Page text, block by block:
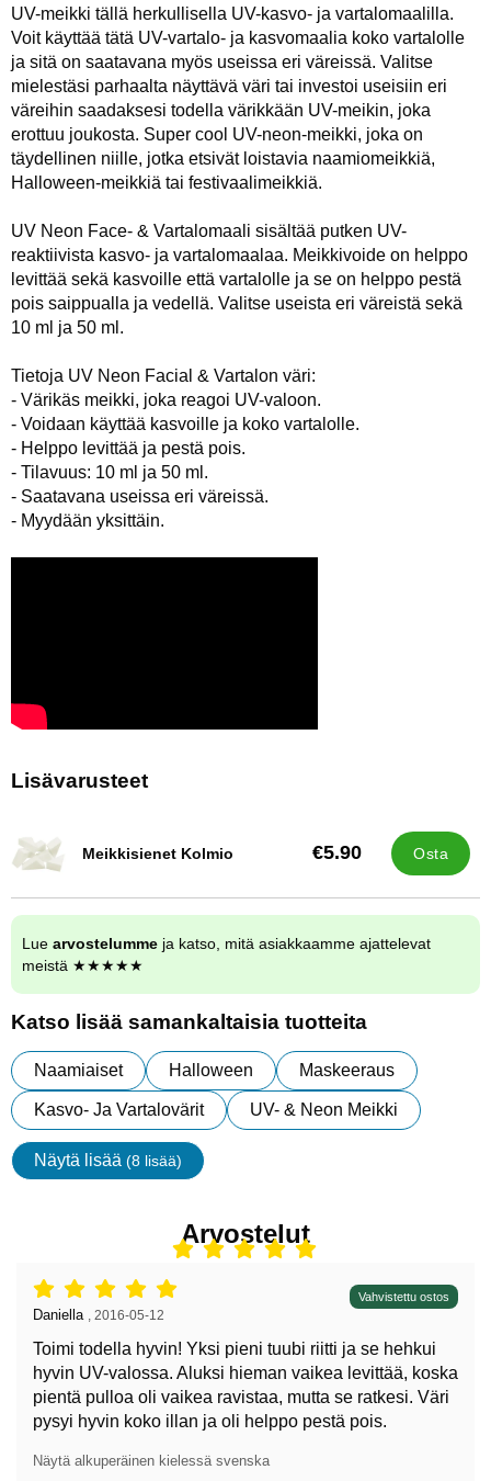
UV-meikki tällä herkullisella UV-kasvo- ja vartalomaalilla.
Voit käyttää tätä UV-vartalo- ja kasvomaalia koko vartalolle
ja sitä on saatavana myös useissa eri väreissä. Valitse
mielestäsi parhaalta näyttävä väri tai investoi useisiin eri
väreihin saadaksesi todella värikkään UV-meikin, joka
erottuu joukosta. Super cool UV-neon-meikki, joka on
täydellinen niille, jotka etsivät loistavia naamiomeikkiä,
Halloween-meikkiä tai festivaalimeikkiä.
UV Neon Face- & Vartalomaali sisältää putken UV-
reaktiivista kasvo- ja vartalomaalaa. Meikkivoide on helppo
levittää sekä kasvoille että vartalolle ja se on helppo pestä
pois saippualla ja vedellä. Valitse useista eri väreistä sekä
10 ml ja 50 ml.
Tietoja UV Neon Facial & Vartalon väri:
- Värikäs meikki, joka reagoi UV-valoon.
- Voidaan käyttää kasvoille ja koko vartalolle.
- Helppo levittää ja pestä pois.
- Tilavuus: 10 ml ja 50 ml.
- Saatavana useissa eri väreissä.
- Myydään yksittäin.
Lisävarusteet
Meikkisienet Kolmio
Tuote.nro 13401 €5.90 Osta
Lue arvostelumme ja katso, mitä asiakkaamme ajattelevat
meistä ★★★★★
Katso lisää samankaltaisia tuotteita
Naamiaiset Halloween Maskeeraus
Kasvo- Ja Vartalovärit UV- & Neon Meikki
Näytä lisää (8 lisää)
ominaisuudet
Arvostelut
Arvostelu: 5 tähdet / 5, Vahvistettu ostos
Arvostelun kirjoittaja:
Daniella 2016-05-12
Toimi todella hyvin! Yksi pieni tuubi riitti ja se hehkui
hyvin UV-valossa. Aluksi hieman vaikea levittää, koska
pientä pulloa oli vaikea ravistaa, mutta se ratkesi. Väri
pysyi hyvin koko illan ja oli helppo pestä pois.
Näytä alkuperäinen kielessä svenska